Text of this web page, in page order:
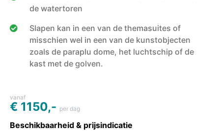
de watertoren
Slapen kan in een van de themasuites of
misschien wel in een van de kunstobjecten
zoals de paraplu dome, het luchtschip of de
kast met de golven.
vanaf
€ 1150,- per dag
Beschikbaarheid & prijsindicatie